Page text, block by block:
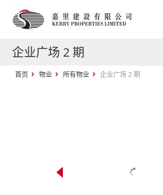
企业广场 2 期
首页 物业 所有物业 企业广场 2 期